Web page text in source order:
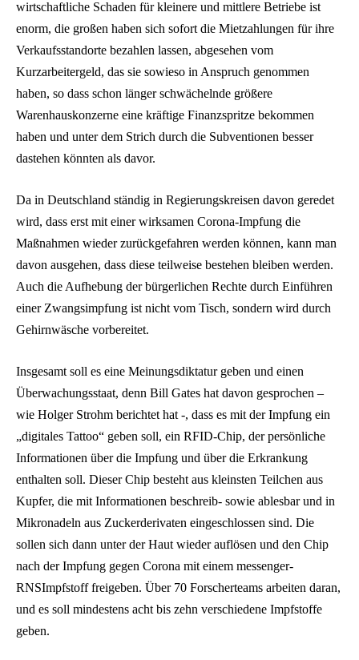
wirtschaftliche Schaden für kleinere und mittlere Betriebe ist
enorm, die großen haben sich sofort die Mietzahlungen für ihre
Verkaufsstandorte bezahlen lassen, abgesehen vom
Kurzarbeitergeld, das sie sowieso in Anspruch genommen
haben, so dass schon länger schwächelnde größere
Warenhauskonzerne eine kräftige Finanzspritze bekommen
haben und unter dem Strich durch die Subventionen besser
dastehen könnten als davor.
Da in Deutschland ständig in Regierungskreisen davon geredet
wird, dass erst mit einer wirksamen Corona-Impfung die
Maßnahmen wieder zurückgefahren werden können, kann man
davon ausgehen, dass diese teilweise bestehen bleiben werden.
Auch die Aufhebung der bürgerlichen Rechte durch Einführen
einer Zwangsimpfung ist nicht vom Tisch, sondern wird durch
Gehirnwäsche vorbereitet.
Insgesamt soll es eine Meinungsdiktatur geben und einen
Überwachungsstaat, denn Bill Gates hat davon gesprochen –
wie Holger Strohm berichtet hat -, dass es mit der Impfung ein
„digitales Tattoo“ geben soll, ein RFID-Chip, der persönliche
Informationen über die Impfung und über die Erkrankung
enthalten soll. Dieser Chip besteht aus kleinsten Teilchen aus
Kupfer, die mit Informationen beschreib- sowie ablesbar und in
Mikronadeln aus Zuckerderivaten eingeschlossen sind. Die
sollen sich dann unter der Haut wieder auflösen und den Chip
nach der Impfung gegen Corona mit einem messenger-
RNSImpfstoff freigeben. Über 70 Forscherteams arbeiten daran,
und es soll mindestens acht bis zehn verschiedene Impfstoffe
geben.